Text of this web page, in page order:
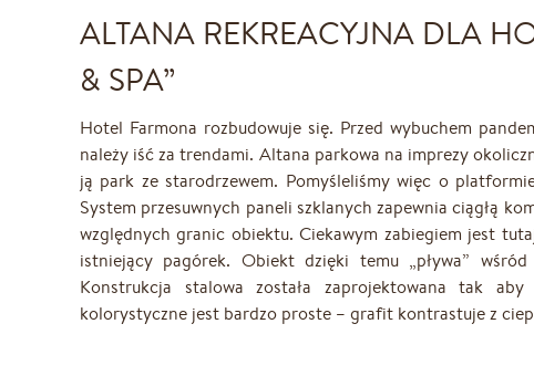
ALTANA REKREACYJNA DLA
& SPA”
Hotel Farmona rozbudowuje się. Przed wybuchem
należy iść za trendami. Altana parkowa na imprezy
ją park ze starodrzewem. Pomyśleliśmy więc o
System przesuwnych paneli szklanych zapewnia ciągłą
względnych granic obiektu. Ciekawym zabiegiem jest
istniejący pagórek. Obiekt dzięki temu „pływa”
Konstrukcja stalowa została zaprojektowana tak
kolorystyczne jest bardzo proste – grafit kontrastuje z